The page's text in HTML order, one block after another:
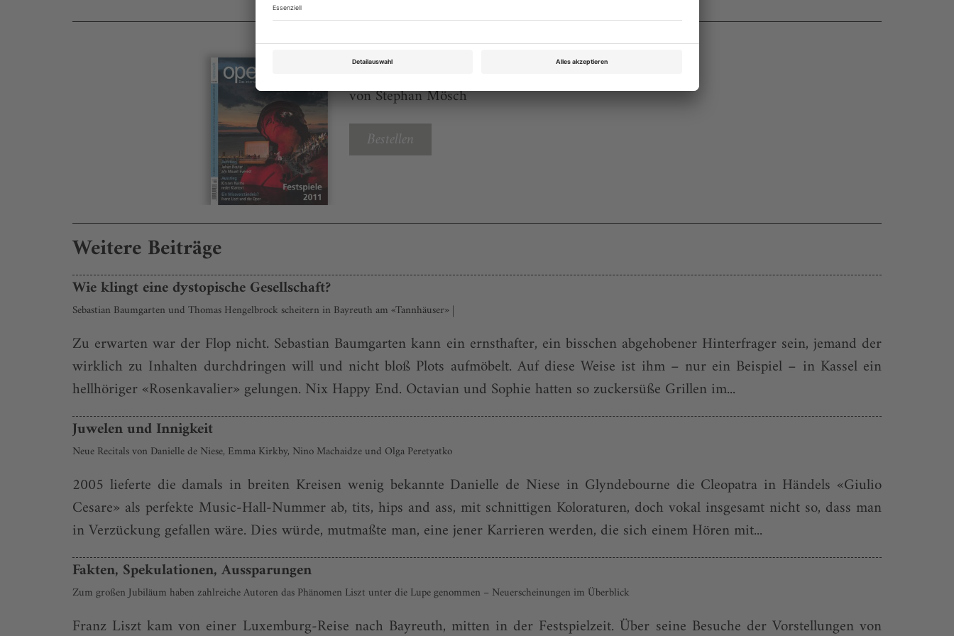
Opernwelt September/Oktober 2011
von Stephan Mösch
Bestellen
Weitere Beiträge
Wie klingt eine dystopische Gesellschaft?
Sebastian Baumgarten und Thomas Hengelbrock scheitern in Bayreuth am «Tannhäuser» |
Zu erwarten war der Flop nicht. Sebastian Baumgarten kann ein ernsthafter, ein bisschen abgehobener Hinterfrager sein, jemand der
wirklich zu Inhalten durchdringen will und nicht bloß Plots aufmöbelt. Auf diese Weise ist ihm – nur ein Beispiel – in Kassel ein
hellhöriger «Rosenkavalier» gelungen. Nix Happy End. Octavian und Sophie hatten so zuckersüße Grillen im...
Juwelen und Innigkeit
Neue Recitals von Danielle de Niese, Emma Kirkby, Nino Machaidze und Olga Peretyatko
2005 lieferte die damals in breiten Kreisen wenig bekannte Danielle de Niese in Glyndebourne die Cleopatra in Händels «Giulio
Cesare» als perfekte Music-Hall-Nummer ab, tits, hips and ass, mit schnittigen Koloraturen, doch vokal insgesamt nicht so, dass man
in Verzückung gefallen wäre. Dies würde, mutmaßte man, eine jener Karrieren werden, die sich einem Hören mit...
Fakten, Spekulationen, Aussparungen
Zum großen Jubiläum haben zahlreiche Autoren das Phänomen Liszt unter die Lupe genommen – Neuerscheinungen im Überblick
Franz Liszt kam von einer Luxemburg-Reise nach Bayreuth, mitten in der Festspielzeit. Über seine Besuche der Vorstellungen von